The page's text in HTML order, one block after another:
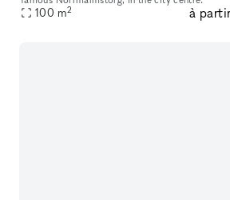
100 m2 à